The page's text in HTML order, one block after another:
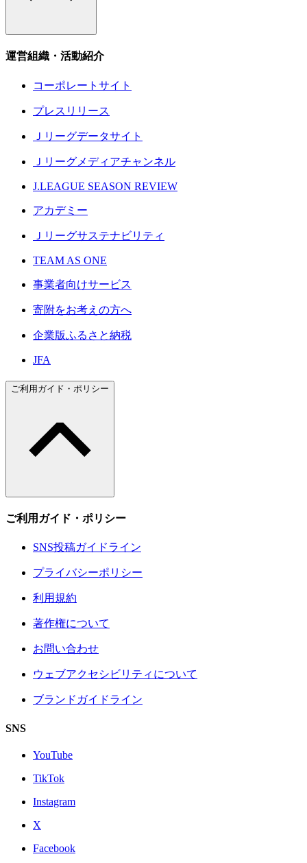
運営組織・活動紹介
コーポレートサイト
プレスリリース
Ｊリーグデータサイト
Ｊリーグメディアチャンネル
J.LEAGUE SEASON REVIEW
アカデミー
Ｊリーグサステナビリティ
TEAM AS ONE
事業者向けサービス
寄附をお考えの方へ
企業版ふるさと納税
JFA
ご利用ガイド・ポリシー
ご利用ガイド・ポリシー
SNS投稿ガイドライン
プライバシーポリシー
利用規約
著作権について
お問い合わせ
ウェブアクセシビリティについて
ブランドガイドライン
SNS
YouTube
TikTok
Instagram
X
Facebook